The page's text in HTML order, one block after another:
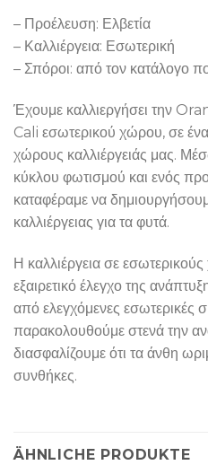
– Προέλευση: Ελβετία
– Καλλιέργεια: Εσωτερική
– Σπόροι: από τον κατάλογο
Έχουμε καλλιεργήσει την
Cali εσωτερικού χώρου, σε
χώρους καλλιέργειάς μας.
κύκλου φωτισμού και ενός
καταφέραμε να
καλλιέργειας για τα φυτά.
Η καλλιέργεια σε
εξαιρετικό έλεγχο της
από ελεγχόμενες εσωτερικές
παρακολουθούμε στενά την
διασφαλίζουμε ότι τα άνθη
συνθήκες.
ÄHNLICHE PRODUKTE